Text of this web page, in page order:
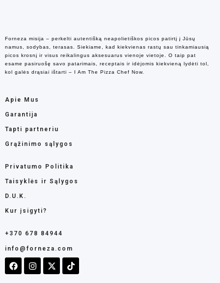
Forneza misija – perkelti autentišką neapolietiškos picos patirtį į Jūsų
namus, sodybas, terasas. Siekiame, kad kiekvienas rastų sau tinkamiausią
picos krosnį ir visus reikalingus aksesuarus vienoje vietoje. O taip pat
esame pasiruošę savo patarimais, receptais ir idėjomis kiekvieną lydėti tol,
kol galės drąsiai ištarti – I Am The Pizza Chef Now.
Apie Mus
Garantija
Tapti partneriu
Grąžinimo sąlygos
Privatumo Politika
Taisyklės ir Sąlygos
D.U.K.
Kur įsigyti?
+370 678 84944
info@forneza.com